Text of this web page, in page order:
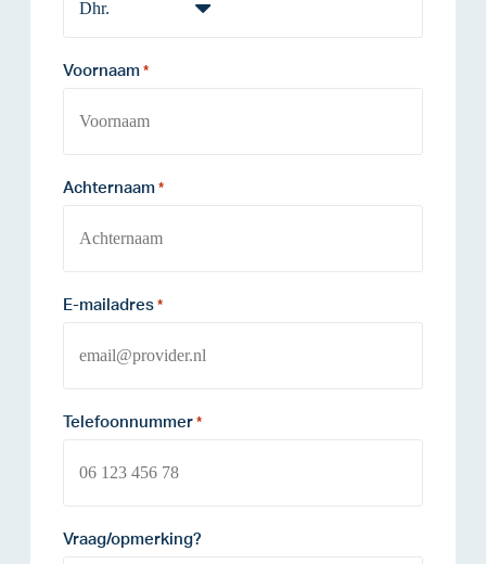
Voornaam *
Achternaam *
E-mailadres *
Telefoonnummer *
Vraag/opmerking?